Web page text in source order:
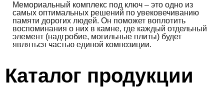
Мемориальный комплекс под ключ – это одно из
самых оптимальных решений по увековечиванию
памяти дорогих людей. Он поможет воплотить
воспоминания о них в камне, где каждый отдельный
элемент (надгробие, могильные плиты) будет
являться частью единой композиции.
Каталог продукции